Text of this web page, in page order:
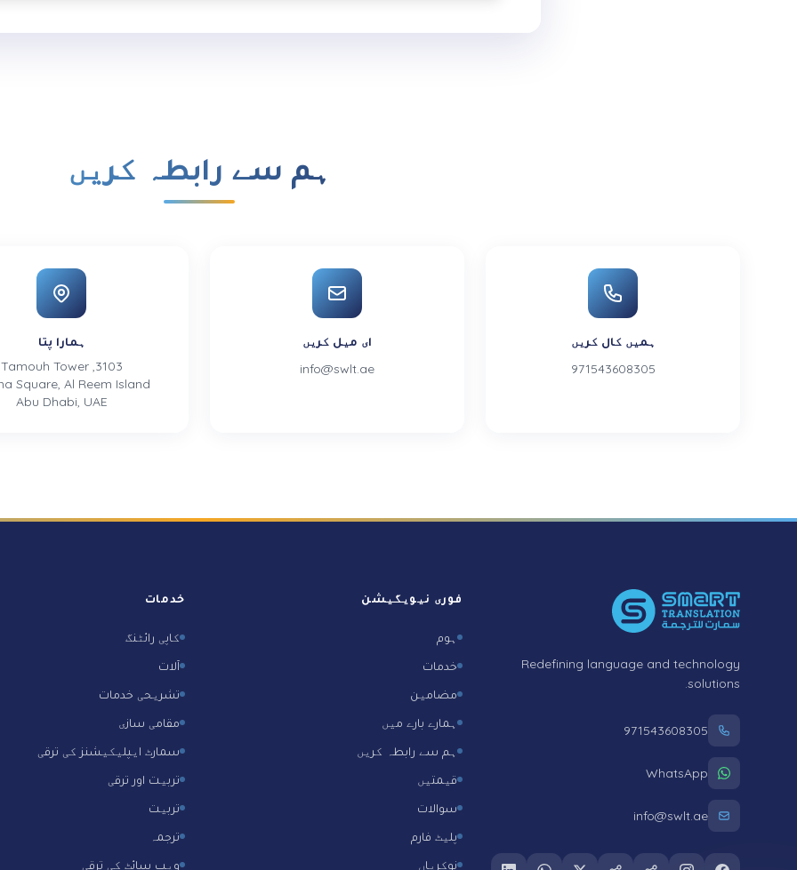
ہم سے رابطہ کریں
ہمیں کال کریں
971543608305
ای میل کریں
info@swlt.ae
ہمارا پتا
3103, Tamouh Tower
Square, Al Reem Island
Abu Dhabi, UAE
Redefining language and technology
solutions.
971543608305
WhatsApp
info@swlt.ae
فوری نیویگیشن
ہوم
خدمات
مضامین
ہمارے بارے میں
ہم سے رابطہ کریں
قیمتیں
سوالات
پلیٹ فارم
نوکریاں
خدمات
کاپی رائٹنگ
آلات
تشریحی خدمات
مقامی سازی
سمارٹ ایپلیکیشنز کی ترقی
تربیت اور ترقی
تربیت
ترجمہ
ویب سائٹ کی ترقی